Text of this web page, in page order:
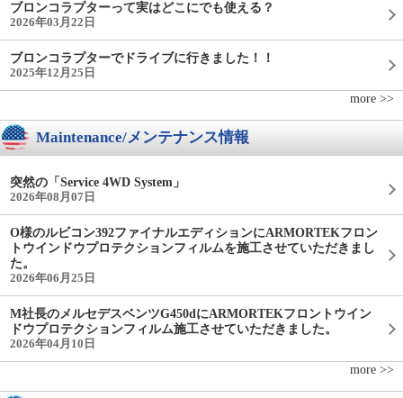
ブロンコラプターって実はどこにでも使える？
2026年03月22日
ブロンコラプターでドライブに行きました！！
2025年12月25日
more >>
Maintenance/メンテナンス情報
突然の「Service 4WD System」
2026年08月07日
O様のルビコン392ファイナルエディションにARMORTEKフロン
トウインドウプロテクションフィルムを施工させていただきまし
た。
2026年06月25日
M社長のメルセデスベンツG450dにARMORTEKフロントウイン
ドウプロテクションフィルム施工させていただきました。
2026年04月10日
more >>